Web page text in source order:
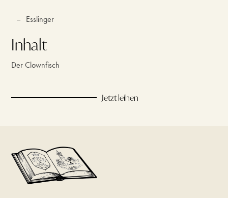
– Esslinger
Inhalt
Der Clownfisch
Jetzt leihen